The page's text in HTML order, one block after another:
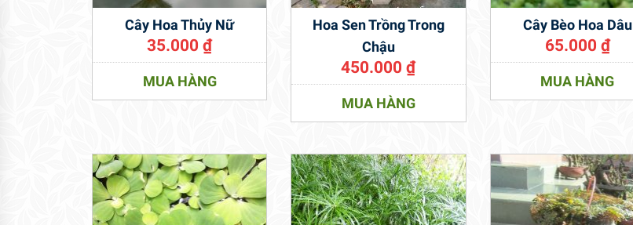
Cây Hoa Thủy Nữ
35.000₫
MUA HÀNG
Hoa Sen Trồng Trong
Chậu
450.000₫
MUA HÀNG
Cây Bèo Hoa Dâu
65.000 ₫
MUA HÀNG